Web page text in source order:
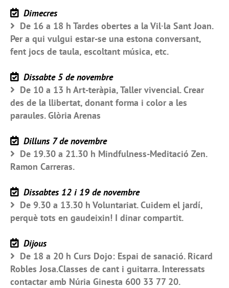
Dimecres
De 16 a 18 h Tardes obertes a la Vil·la Sant Joan.
Per a qui vulgui estar-se una estona conversant,
fent jocs de taula, escoltant música, etc.
Dissabte 5 de novembre
De 10 a 13 h Art-teràpia, Taller vivencial. Crear
des de la llibertat, donant forma i color a les
paraules. Glòria Arenas
Dilluns 7 de novembre
De 19.30 a 21.30 h Mindfulness-Meditació Zen.
Ramon Carreras.
Dissabtes 12 i 19 de novembre
De 9.30 a 13.30 h Voluntariat. Cuidem el jardí,
perquè tots en gaudeixin! I dinar compartit.
Dijous
De 18 a 20 h Curs Dojo: Espai de sanació. Ricard
Robles Josa.Classes de cant i guitarra. Interessats
contactar amb Núria Ginesta 600 33 77 20.